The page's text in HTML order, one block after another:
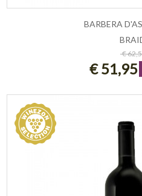
BARBERA
€
€ 51,95